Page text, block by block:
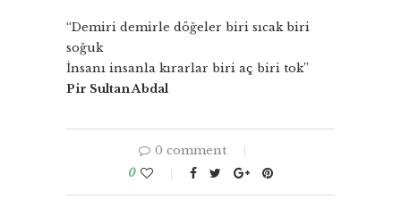
“Demiri demirle döğeler biri sıcak biri
soğuk
İnsanı insanla kırarlar biri aç biri tok”
Pir Sultan Abdal
0 comment
0